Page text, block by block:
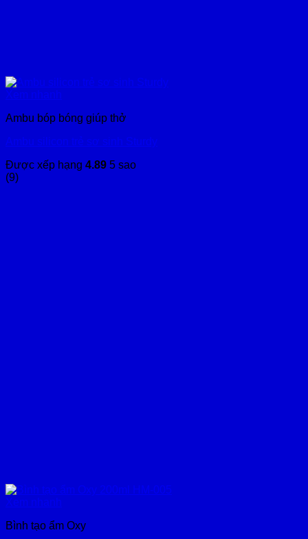
Xem nhanh
Ambu bóp bóng giúp thở
Ambu silicon trẻ sơ sinh Sturdy
Được xếp hạng 4.89 5 sao
(9)
Xem nhanh
Bình tạo ẩm Oxy